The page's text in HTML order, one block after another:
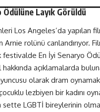
Layık Görüldü
Los Angeles’da yapılan
Arnie rolünü canlandırıyor.
festivalde En İyi Senaryo
açıklamalarda
olarak dram
lezbiyen bir kadını
sette LGBTİ bireylerinin